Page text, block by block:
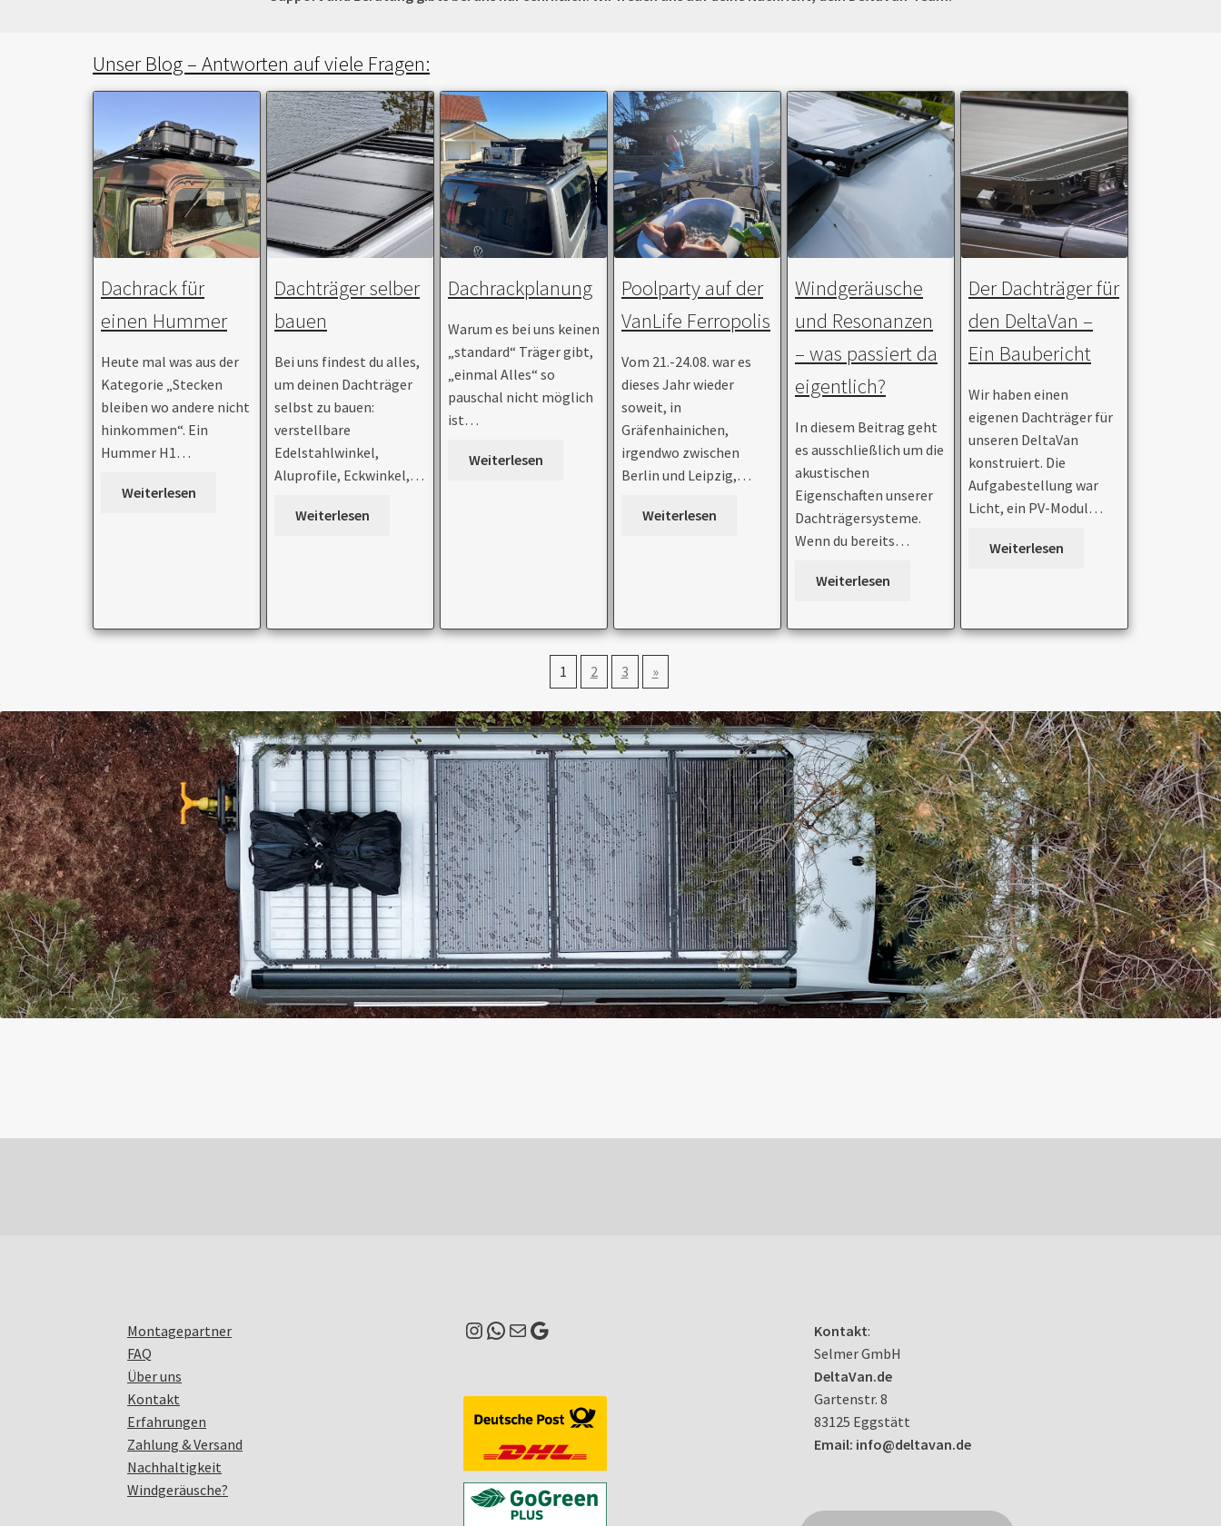
Unser Blog – Antworten auf viele Fragen:
Dachrack für
einen Hummer
Heute mal was aus der
Kategorie „Stecken
bleiben wo andere nicht
hinkommen“. Ein
Hummer H1…
Weiterlesen
Dachträger selber
bauen
Bei uns findest du alles,
um deinen Dachträger
selbst zu bauen:
verstellbare
Edelstahlwinkel,
Aluprofile, Eckwinkel,…
Weiterlesen
Dachrackplanung
Warum es bei uns keinen
„standard“ Träger gibt,
„einmal Alles“ so
pauschal nicht möglich
ist…
Weiterlesen
Poolparty auf der
VanLife Ferropolis
Vom 21.-24.08. war es
dieses Jahr wieder
soweit, in
Gräfenhainichen,
irgendwo zwischen
Berlin und Leipzig,…
Weiterlesen
Windgeräusche
und Resonanzen
– was passiert da
eigentlich?
In diesem Beitrag geht
es ausschließlich um die
akustischen
Eigenschaften unserer
Dachträgersysteme.
Wenn du bereits…
Weiterlesen
Der Dachträger für
den DeltaVan –
Ein Baubericht
Wir haben einen
eigenen Dachträger für
unseren DeltaVan
konstruiert. Die
Aufgabestellung war
Licht, ein PV-Modul…
Weiterlesen
1 2 3 »
Montagepartner
FAQ
Über uns
Kontakt
Erfahrungen
Zahlung & Versand
Nachhaltigkeit
Windgeräusche?
Instagram
WhatsApp
E-MailGoogle Kontakt:
Selmer GmbH
DeltaVan.de
Gartenstr. 8
83125 Eggstätt
Email: info@deltavan.de